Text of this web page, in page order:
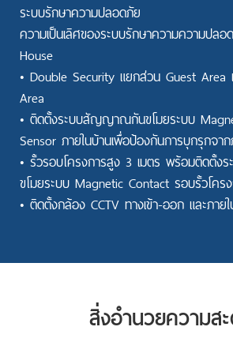
ระบบรักษาความปลอดภัย
ความเป็นเลิศของระบบรักษาความความปล
House
• Double Security แยกส่วน Guest Area
Area
• ติดตั้งระบบสัญญาณกันขโมยระบบ
Sensor ภายในบ้านเพื่อป้องกันการบุกรุกจา
• รั้วรอบโครงการสูง 3 เมตร พร้อมติดตั้
ขโมยระบบ Magnetic Contact รอบรั้วโคร
• ติดตั้งกล้อง CCTV ทางเข้า-ออก และภาย
สิ่งอำนวยความส